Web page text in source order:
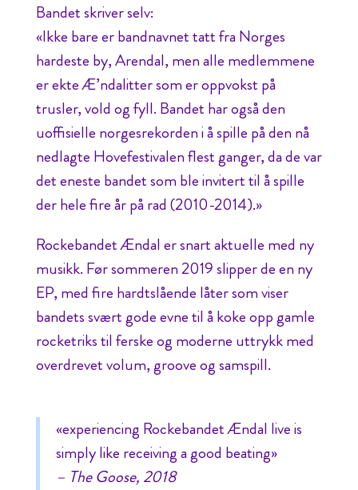
Bandet skriver selv:
«Ikke bare er bandnavnet tatt fra Norges
hardeste by, Arendal, men alle medlemmene
er ekte Æ’ndalitter som er oppvokst på
trusler, vold og fyll. Bandet har også den
uoffisielle norgesrekorden i å spille på den nå
nedlagte Hovefestivalen flest ganger, da de var
det eneste bandet som ble invitert til å spille
der hele fire år på rad (2010-2014).»
Rockebandet Ændal er snart aktuelle med ny
musikk. Før sommeren 2019 slipper de en ny
EP, med fire hardtslående låter som viser
bandets svært gode evne til å koke opp gamle
rocketriks til ferske og moderne uttrykk med
overdrevet volum, groove og samspill.
«experiencing Rockebandet Ændal live is
simply like receiving a good beating»
– The Goose, 2018